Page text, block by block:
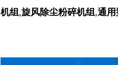
机组,旋风除尘粉碎机组,通用